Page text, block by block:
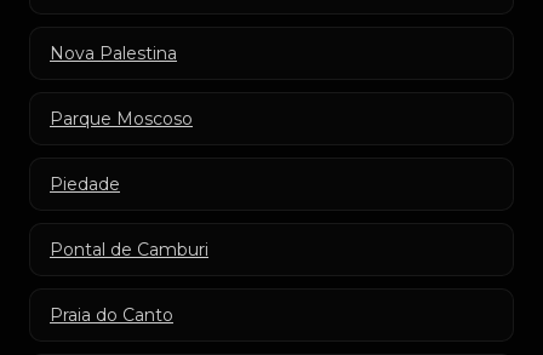
Nova Palestina
Parque Moscoso
Piedade
Pontal de Camburi
Praia do Canto